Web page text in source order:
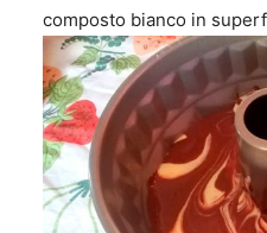
composto bianco in